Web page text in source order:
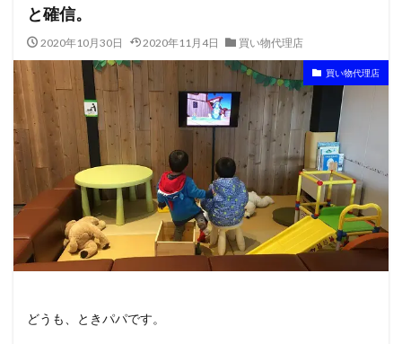
と確信。
2020年10月30日 2020年11月4日 買い物代理店
買い物代理店
どうも、ときパパです。